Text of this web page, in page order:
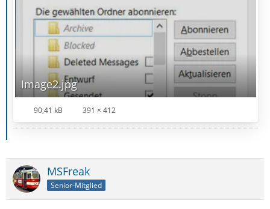
Image2.jpg
90,41 kB 391 × 412
MSFreak
Senior-Mitglied